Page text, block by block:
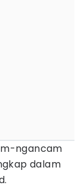
ngancam
dalam